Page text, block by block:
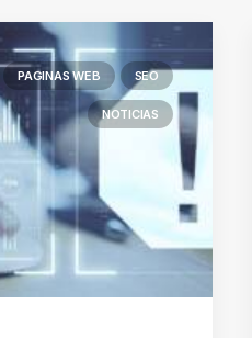
PAGINAS WEB SEO
NOTICIAS